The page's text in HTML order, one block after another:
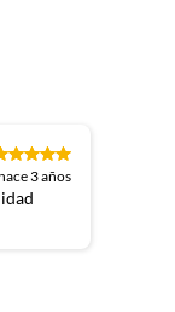
3 años